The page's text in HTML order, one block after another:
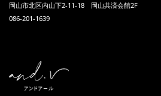
岡山市北区内山下2-11-18 岡山共済会館2F
086-201-1639